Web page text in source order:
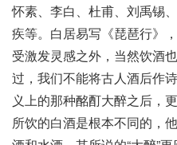
怀素、李白、杜甫、刘禹锡
疾等。白居易写《琵琶行》
受激发灵感之外，当然饮酒
过，我们不能将古人酒后作
义上的那种酩酊大醉之后，
所饮的白酒是根本不同的，